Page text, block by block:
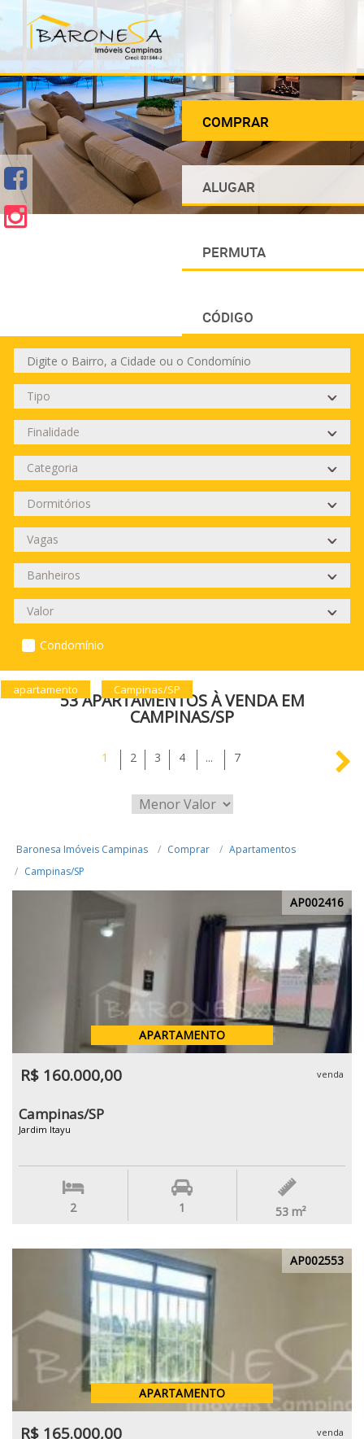
COMPRAR
ALUGAR
PERMUTA
CÓDIGO
Condomínio
apartamento Campinas/SP
53 APARTAMENTOS À VENDA EM
CAMPINAS/SP
1 2 3 4 ... 7
Baronesa Imóveis Campinas Comprar
Apartamentos
Campinas/SP
AP002416
APARTAMENTO
R$ 160.000,00 venda
Campinas/SP
Jardim Itayu
2 1 53 m²
AP002553
APARTAMENTO
R$ 165.000,00 venda